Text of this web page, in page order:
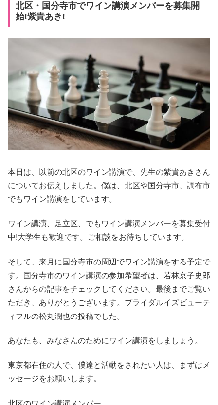
北区・国分寺市でワイン講演メンバーを募集開
始!紫貴あき!
本日は、以前の北区のワイン講演で、先生の紫貴あきさん
についてお伝えしました。僕は、北区や国分寺市、調布市
でもワイン講演をしています。
ワイン講演、足立区、でもワイン講演メンバーを募集受付
中!大学生も歓迎です。ご相談をお待ちしています。
そして、来月に国分寺市の周辺でワイン講演をする予定で
す。国分寺市のワイン講演の参加希望者は、若林京子史郎
さんからの記事をチェックしてください。最後までご覧い
ただき、ありがとうございます。ブライダルイズビューテ
ィフルの松丸潤也の投稿でした。
あなたも、みなさんのためにワイン講演をしましょう。
東京都在住の人で、僕達と活動をされたい人は、まずはメ
ッセージをお願いします。
北区のワイン講演メンバー